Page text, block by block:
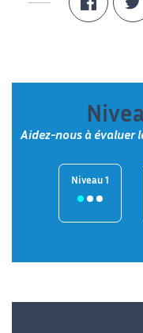
Aidez-nous à évaluer
Niveau 1